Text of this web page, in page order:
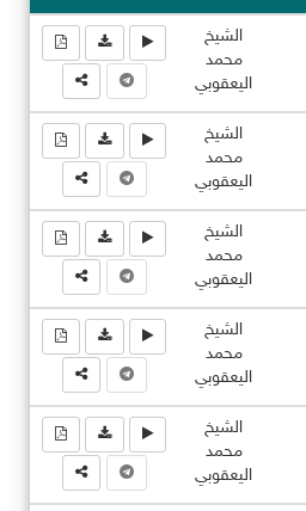
الشيخ
محمد
اليعقوبي
الشيخ
محمد
اليعقوبي
الشيخ
محمد
اليعقوبي
الشيخ
محمد
اليعقوبي
الشيخ
محمد
اليعقوبي